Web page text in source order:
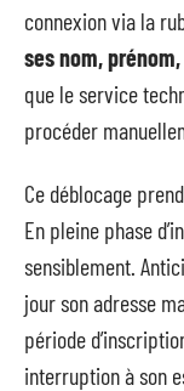
connexion via la
ses nom,
que le service
procéder
Ce déblocage
En pleine phase
sensiblement.
jour son adresse
période
interruption à son